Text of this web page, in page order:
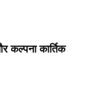
कार्तिक